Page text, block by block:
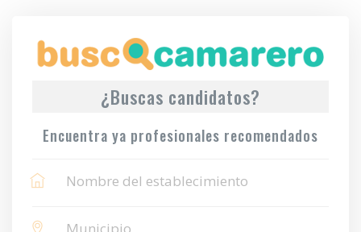
¿Buscas candidatos?
Encuentra ya profesionales recomendados